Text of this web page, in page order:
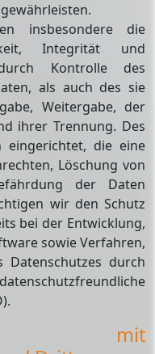
insbesondere die
Integrität und
Kontrolle des
als auch des sie
Weitergabe, der
ihrer Trennung. Des
eingerichtet, die eine
Löschung von
der Daten
wir den Schutz
bei der Entwicklung,
sowie Verfahren,
Datenschutzes durch
mit